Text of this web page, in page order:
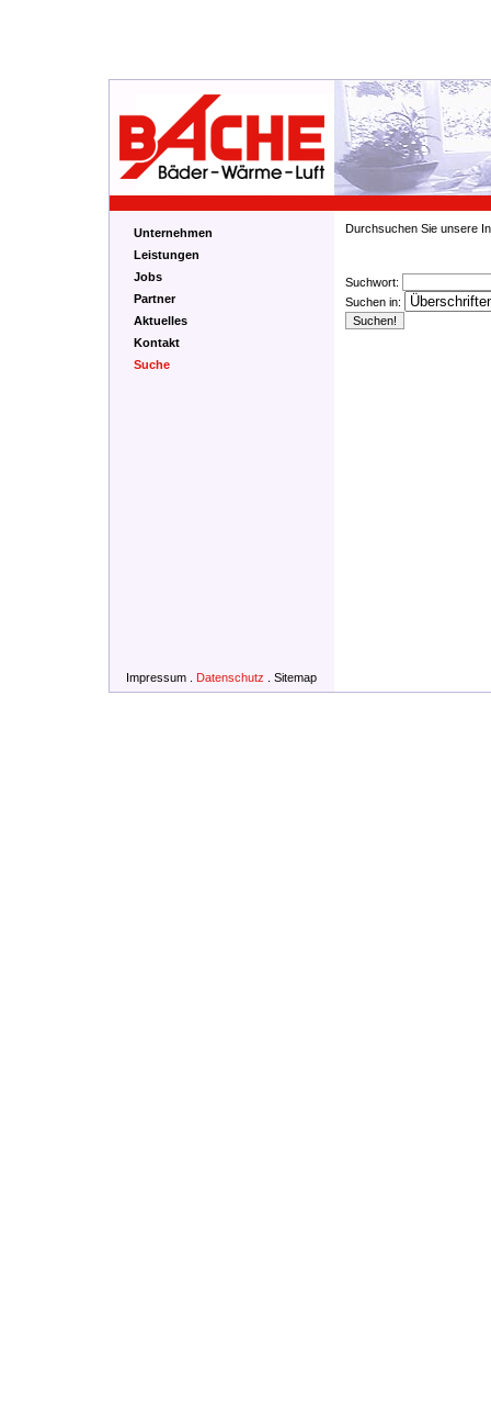
Unternehmen
Leistungen
Jobs
Partner
Aktuelles
Kontakt
Suche
Durchsuchen Sie unsere
Suchwort:
Suchen in:
Impressum Datenschutz Sitemap